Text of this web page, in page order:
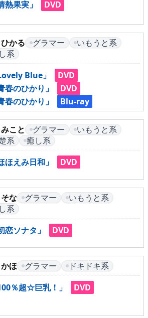
ォーム
熱果実」
DVD
かる グラマー
いもうと系
系
Blue」
DVD
春のひかり」
DVD
春のひかり」
Blu-ray
こと グラマー
いもうと系
系
癒し系
ほえみ日和」
DVD
な グラマー
いもうと系
系
恋ソナタ」
DVD
ほ グラマー
ドキドキ系
％超☆巨乳！」
DVD